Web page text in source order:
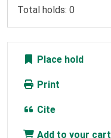
Total holds: 0
Place hold
Print
Cite
Add to your cart